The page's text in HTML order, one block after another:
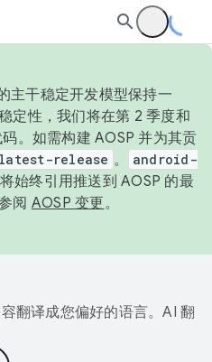
主干稳定开发模型保持一
定性，我们将在第 2 季度和
。如需构建 AOSP 并为其贡
release 。
android-
始终引用推送到 AOSP 的最
阅 AOSP 变更。
翻译成您偏好的语言。AI 翻